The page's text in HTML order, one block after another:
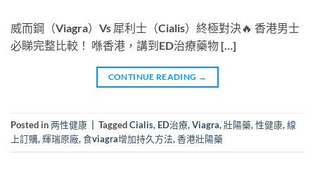
威而鋼（Viagra）Vs 犀利士（Cialis）終極對決🔥 香港男士
必睇完整比較！ 喺香港，講到ED治療藥物 […]
CONTINUE READING →
Posted in两性健康 TaggedCialis, ED治療,Viagra,壯陽藥,性健康,線
上訂購,輝瑞原廠,食viagra增加持久方法,香港壯陽藥